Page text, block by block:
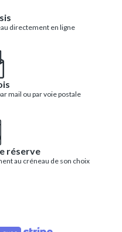
directement en ligne
mail ou par voie postale
réserve
au créneau de son choix